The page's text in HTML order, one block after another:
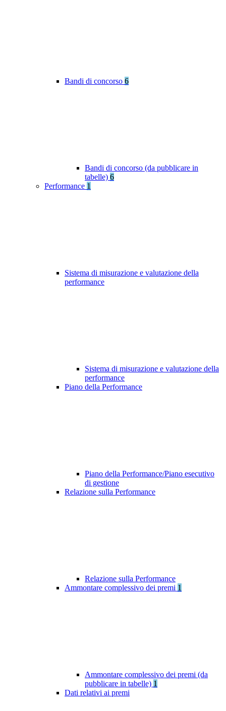
Bandi di concorso 6
Bandi di concorso (da pubblicare in
tabelle) 6
Performance 1
Sistema di misurazione e valutazione della
performance
Sistema di misurazione e valutazione della
performance
Piano della Performance
Piano della Performance/Piano esecutivo
di gestione
Relazione sulla Performance
Relazione sulla Performance
Ammontare complessivo dei premi 1
Ammontare complessivo dei premi (da
pubblicare in tabelle) 1
Dati relativi ai premi